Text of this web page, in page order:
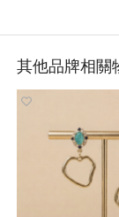
其他品牌相關